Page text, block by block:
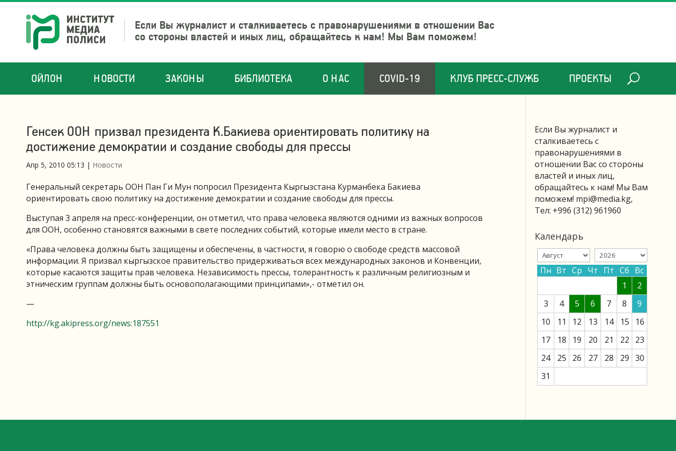
Если Вы журналист и сталкиваетесь с правонарушениями в отношении Вас
со стороны властей и иных лиц, обращайтесь к нам! Мы Вам поможем!
ОЙЛОН НОВОСТИ ЗАКОНЫ БИБЛИОТЕКА О НАС COVID-19 КЛУБ ПРЕСС-СЛУЖБ ПРОЕКТЫ
Генсек ООН призвал президента К.Бакиева ориентировать политику на
достижение демократии и создание свободы для прессы
Апр 5, 2010 05:13 | Новости
Генеральный секретарь ООН Пан Ги Мун попросил Президента Кыргызстана Курманбека Бакиева
ориентировать свою политику на достижение демократии и создание свободы для прессы.
Выступая 3 апреля на пресс-конференции, он отметил, что права человека являются одними из важных вопросов
для ООН, особенно становятся важными в свете последних событий, которые имели место в стране.
«Права человека должны быть защищены и обеспечены, в частности, я говорю о свободе средств массовой
информации. Я призвал кыргызское правительство придерживаться всех международных законов и Конвенции,
которые касаются защиты прав человека. Независимость прессы, толерантность к различным религиозным и
этническим группам должны быть основополагающими принципами»,- отметил он.
—
http://kg.akipress.org/news:187551
Если Вы журналист и
сталкиваетесь с
правонарушениями в
отношении Вас со стороны
властей и иных лиц,
обращайтесь к нам! Мы Вам
поможем! mpi@media.kg,
Тел: +996 (312) 961960
Календарь
Пн Вт Ср Чт Пт Сб Вс
1
2
3
4 5 6 7 8
9
10
11 12 13 14 15
16
17
18 19 20 21 22
23
24
25 26 27 28 29 30
31